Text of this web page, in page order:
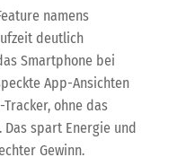
namens
deutlich
Smartphone bei
App-Ansichten
ohne das
spart Energie und
Gewinn.